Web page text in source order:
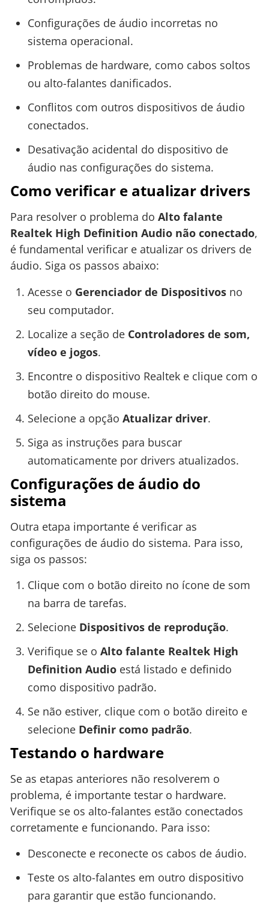
Configurações de áudio incorretas no
sistema operacional.
Problemas de hardware, como cabos soltos
ou alto-falantes danificados.
Conflitos com outros dispositivos de áudio
conectados.
Desativação acidental do dispositivo de
áudio nas configurações do sistema.
Como verificar e atualizar drivers
Para resolver o problema do Alto falante
Realtek High Definition Audio não conectado,
é fundamental verificar e atualizar os drivers de
áudio. Siga os passos abaixo:
Acesse o Gerenciador de Dispositivosno
seu computador.
Localize a seção de Controladores de som,
vídeo e jogos.
Encontre o dispositivo Realtek e clique com o
botão direito do mouse.
Selecione a opção Atualizar driver.
Siga as instruções para buscar
automaticamente por drivers atualizados.
Configurações de áudio do
sistema
Outra etapa importante é verificar as
configurações de áudio do sistema. Para isso,
siga os passos:
Clique com o botão direito no ícone de som
na barra de tarefas.
Selecione Dispositivos de reprodução.
Verifique se o Alto falante Realtek High
Definition Audioestá listado e definido
como dispositivo padrão.
Se não estiver, clique com o botão direito e
selecione Definir como padrão.
Testando o hardware
Se as etapas anteriores não resolverem o
problema, é importante testar o hardware.
Verifique se os alto-falantes estão conectados
corretamente e funcionando. Para isso:
Desconecte e reconecte os cabos de áudio.
Teste os alto-falantes em outro dispositivo
para garantir que estão funcionando.